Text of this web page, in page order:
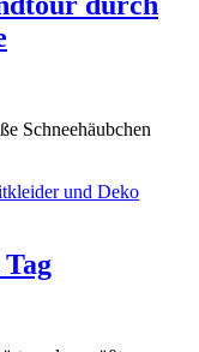
Schneehäubchen